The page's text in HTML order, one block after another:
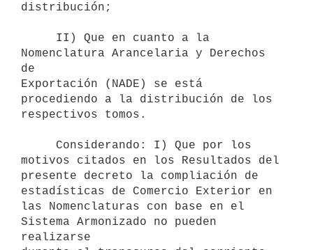
distribución;
Nomenclatura Arancelaria y Derechos
de
Exportación (NADE) se está
procediendo a la distribución de los
respectivos tomos.
motivos citados en los Resultados del
presente decreto la compliación de
estadísticas de Comercio Exterior en
las Nomenclaturas con base en el
Sistema Armonizado no pueden
realizarse